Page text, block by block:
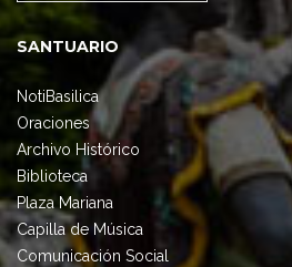
SANTUARIO
NotiBasilica
Oraciones
Archivo Histórico
Biblioteca
Plaza Mariana
Capilla de Música
Comunicación Social